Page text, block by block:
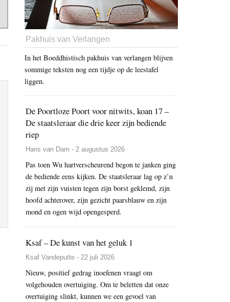
Pakhuis van Verlangen
In het Boeddhistisch pakhuis van verlangen blijven
sommige teksten nog een tijdje op de leestafel
liggen.
De Poortloze Poort voor nitwits, koan 17 –
De staatsleraar die drie keer zijn bediende
riep
Hans van Dam - 2 augustus 2026
Pas toen Wu hartverscheurend begon te janken ging
de bediende eens kijken. De staatsleraar lag op z’n
zij met zijn vuisten tegen zijn borst geklemd, zijn
hoofd achterover, zijn gezicht paarsblauw en zijn
mond en ogen wijd opengesperd.
Ksaf – De kunst van het geluk 1
Ksaf Vandeputte - 22 juli 2026
Nieuw, positief gedrag inoefenen vraagt om
volgehouden overtuiging. Om te beletten dat onze
overtuiging slinkt, kunnen we een gevoel van